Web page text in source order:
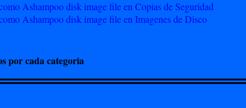
Ashampoo disk image file en Copias de Seguridad
Ashampoo disk image file en Imagenes de Disco
por cada categoria